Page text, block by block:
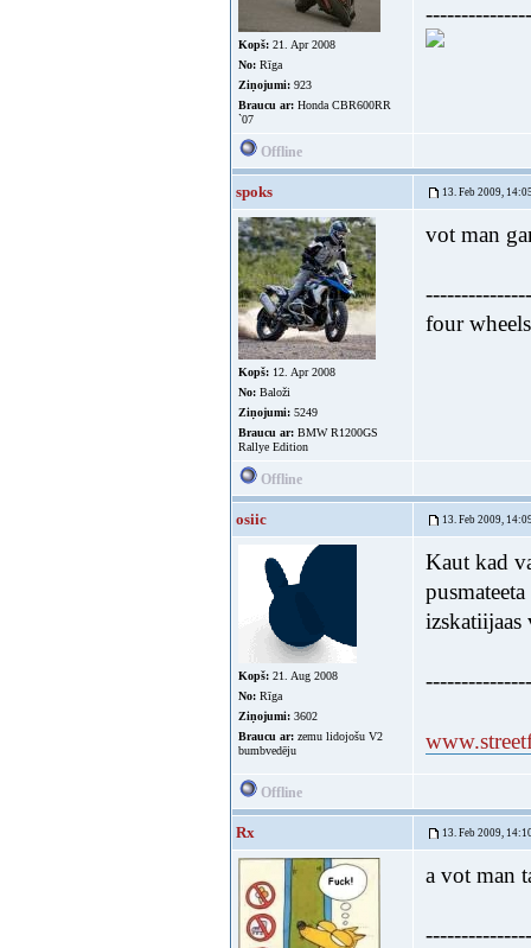
Kopš: 21. Apr 2008
No: Rīga
Ziņojumi: 923
Braucu ar: Honda CBR600RR
`07
Offline
spoks 13. Feb 2009,
Kopš: 12. Apr 2008
No: Baloži
Ziņojumi: 5249
Braucu ar: BMW R1200GS
Rallye Edition
vot man
four
Offline
osiic 13. Feb 2009,
Kopš: 21. Aug 2008
No: Rīga
Ziņojumi: 3602
Braucu ar: zemu lidojošu V2
bumbvedēju
Kaut kad
Offline
Rx 13. Feb 2009,
a vot man